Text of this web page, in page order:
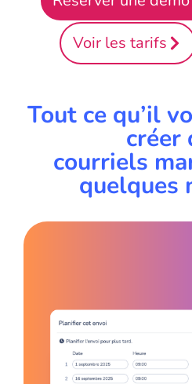
Voir les tarifs
Tout ce qu’il
créer
courriels
quelques